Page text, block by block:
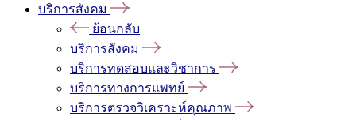
บริการสังคม
ย้อนกลับ
บริการสังคม
บริการทดสอบและวิชาการ
บริการทางการแพทย์
บริการตรวจวิเคราะห์คุณภาพ